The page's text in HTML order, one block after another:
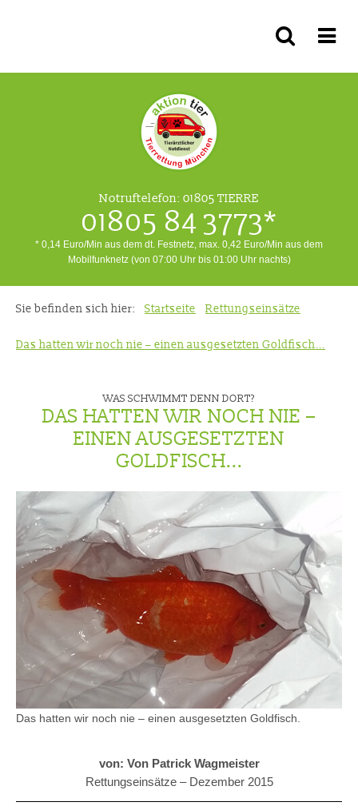
Notruftelefon: 01805 TIERRE
01805 84 3773*
* 0,14 Euro/Min aus dem dt. Festnetz, max. 0,42 Euro/Min aus dem
Mobilfunknetz (von 07:00 Uhr bis 01:00 Uhr nachts)
Sie befinden sich hier: Startseite Rettungseinsätze
Das hatten wir noch nie – einen ausgesetzten Goldfisch...
WAS SCHWIMMT DENN DORT?
DAS HATTEN WIR NOCH NIE –
EINEN AUSGESETZTEN
GOLDFISCH...
Das hatten wir noch nie – einen ausgesetzten Goldfisch.
von: Von Patrick Wagmeister
Rettungseinsätze – Dezember 2015